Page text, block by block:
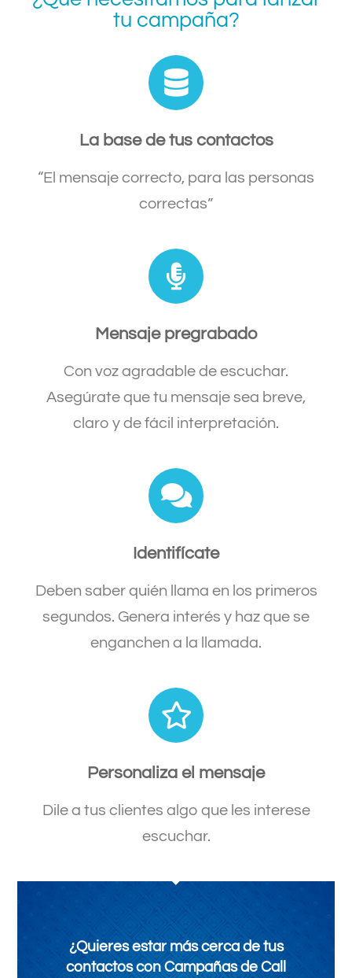
tu campaña?
La base de tus contactos
“El mensaje correcto, para las personas
correctas”
Mensaje pregrabado
Con voz agradable de escuchar.
Asegúrate que tu mensaje sea breve,
claro y de fácil interpretación.
Identifícate
Deben saber quién llama en los primeros
segundos. Genera interés y haz que se
enganchen a la llamada.
Personaliza el mensaje
Dile a tus clientes algo que les interese
escuchar.
¿Quieres estar más cerca de tus
contactos con Campañas de Call